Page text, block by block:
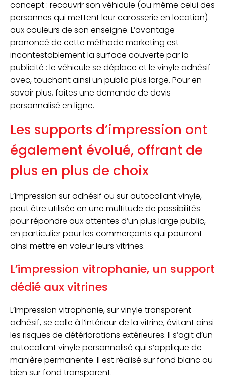
concept : recouvrir son véhicule (ou même celui des
personnes qui mettent leur carosserie en location)
aux couleurs de son enseigne. L’avantage
prononcé de cette méthode marketing est
incontestablement la surface couverte par la
publicité : le véhicule se déplace et le vinyle adhésif
avec, touchant ainsi un public plus large. Pour en
savoir plus, faites une demande de devis
personnalisé en ligne.
Les supports d’impression ont
également évolué, offrant de
plus en plus de choix
L’impression sur adhésif ou sur autocollant vinyle,
peut être utilisée en une multitude de possibilités
pour répondre aux attentes d’un plus large public,
en particulier pour les commerçants qui pourront
ainsi mettre en valeur leurs vitrines.
L’impression vitrophanie, un support
dédié aux vitrines
L’impression vitrophanie, sur vinyle transparent
adhésif, se colle à l’intérieur de la vitrine, évitant ainsi
les risques de détériorations extérieures. Il s’agit d’un
autocollant vinyle personnalisé qui s’applique de
manière permanente. Il est réalisé sur fond blanc ou
bien sur fond transparent.